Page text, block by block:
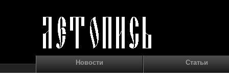
Новости Статьи